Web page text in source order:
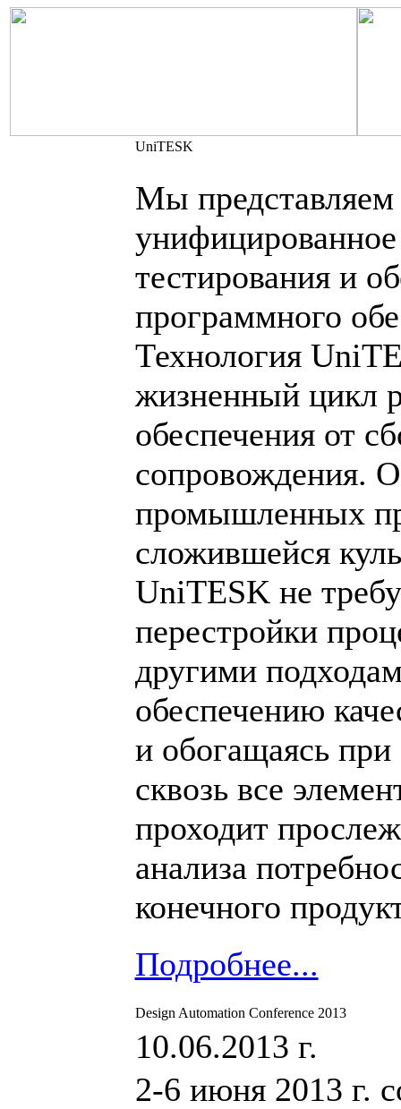
UniTESK
Мы
тестирования и
программного
Технология
жизненный цикл
обеспечения от
сопровождения.
промышленных
сложившейся
UniTESK не
перестройки
другими
обеспечению
и обогащаясь
сквозь все
проходит
анализа
конечного
Подробнее...
Design Automation Conference 2013
10.06.2013 г.
2-6 июня 2013 г.